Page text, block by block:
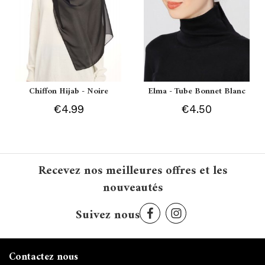
Chiffon Hijab - Noire
€4.99
Elma - Tube Bonnet Blanc
€4.50
Recevez nos meilleures offres et les
nouveautés
Suivez nous
Contactez nous